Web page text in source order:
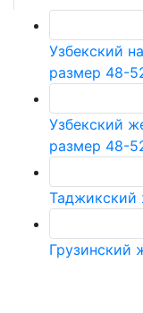
Узбекский
размер 48-
Узбекский
размер 48-
Таджикский
Грузинский